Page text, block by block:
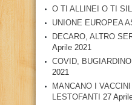
O TI ALLINEI O TI
UNIONE EUROPEA
DECARO, ALTRO
Aprile 2021
COVID, BUGIARDINO
2021
MANCANO I
LESTOFANTI 27